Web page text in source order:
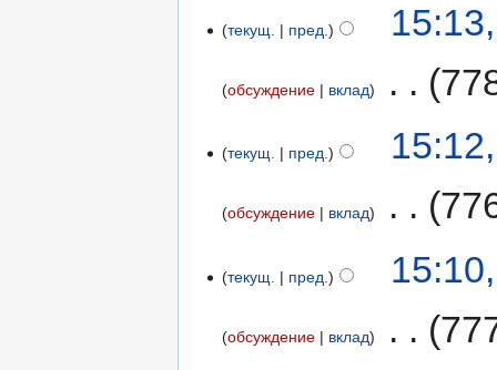
текущ. пред.
обсуждение вклад
текущ. пред.
обсуждение вклад
текущ. пред.
обсуждение вклад